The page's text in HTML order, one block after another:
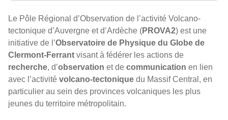
Le Pôle Régional d’Observation de l’activité Volcano-
tectonique d’Auvergne et d’Ardèche (PROVA2) est une
initiative de l’Observatoire de Physique du Globe de
Clermont-Ferrant visant à fédérer les actions de
recherche, d’observation et de communication en lien
avec l’activité volcano-tectonique du Massif Central, en
particulier au sein des provinces volcaniques les plus
jeunes du territoire métropolitain.